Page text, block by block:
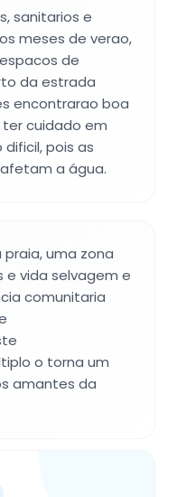
sanitarios e
meses de verao,
de
da estrada
encontrarao boa
cuidado em
pois as
a água.
uma zona
vida selvagem e
comunitaria
o torna um
amantes da